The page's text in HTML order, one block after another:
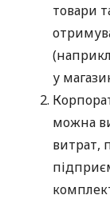
товари
у
можна
витрат,